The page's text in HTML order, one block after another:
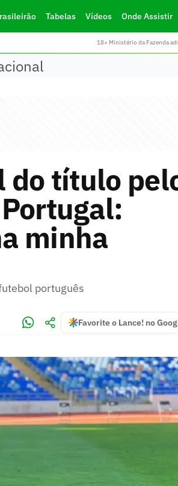
Tabelas Vídeos Onde Assistir
18+ Ministério da Fazenda
do título
minha
português
Favorite o Lance! no